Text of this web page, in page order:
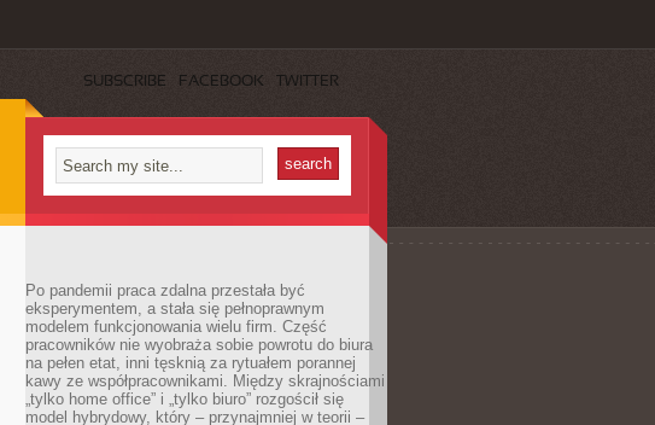
SUBSCRIBE FACEBOOK TWITTER
Po pandemii praca zdalna przestała być
eksperymentem, a stała się pełnoprawnym
modelem funkcjonowania wielu firm. Część
pracowników nie wyobraża sobie powrotu do biura
na pełen etat, inni tęsknią za rytuałem porannej
kawy ze współpracownikami. Między skrajnościami
„tylko home office” i „tylko biuro” rozgościł się
model hybrydowy, który – przynajmniej w teorii –